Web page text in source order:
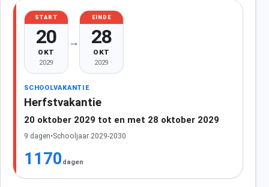
START
20
OKT
2029
→
EINDE
28
OKT
2029
SCHOOLVAKANTIE
Herfstvakantie
20 oktober 2029 tot en met 28 oktober 2029
9 dagen•Schooljaar 2029-2030
1170 dagen